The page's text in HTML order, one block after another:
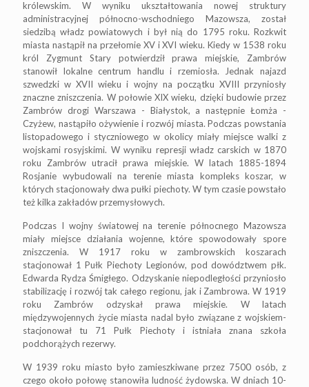
królewskim. W wyniku ukształtowania nowej struktury
administracyjnej północno-wschodniego Mazowsza, został
siedzibą władz powiatowych i był nią do 1795 roku. Rozkwit
miasta nastąpił na przełomie XV i XVI wieku. Kiedy w 1538 roku
król Zygmunt Stary potwierdził prawa miejskie, Zambrów
stanowił lokalne centrum handlu i rzemiosła. Jednak najazd
szwedzki w XVII wieku i wojny na początku XVIII przyniosły
znaczne zniszczenia. W połowie XIX wieku, dzięki budowie przez
Zambrów drogi Warszawa - Białystok, a następnie Łomża -
Czyżew, nastąpiło ożywienie i rozwój miasta. Podczas powstania
listopadowego i styczniowego w okolicy miały miejsce walki z
wojskami rosyjskimi. W wyniku represji władz carskich w 1870
roku Zambrów utracił prawa miejskie. W latach 1885-1894
Rosjanie wybudowali na terenie miasta kompleks koszar, w
których stacjonowały dwa pułki piechoty. W tym czasie powstało
też kilka zakładów przemysłowych.
Podczas I wojny światowej na terenie północnego Mazowsza
miały miejsce działania wojenne, które spowodowały spore
zniszczenia. W 1917 roku w zambrowskich koszarach
stacjonował 1 Pułk Piechoty Legionów, pod dowództwem płk.
Edwarda Rydza Śmigłego. Odzyskanie niepodległości przyniosło
stabilizację i rozwój tak całego regionu, jak i Zambrowa. W 1919
roku Zambrów odzyskał prawa miejskie. W latach
międzywojennych życie miasta nadal było związane z wojskiem-
stacjonował tu 71 Pułk Piechoty i istniała znana szkoła
podchorążych rezerwy.
W 1939 roku miasto było zamieszkiwane przez 7500 osób, z
czego około połowę stanowiła ludność żydowska. W dniach 10-